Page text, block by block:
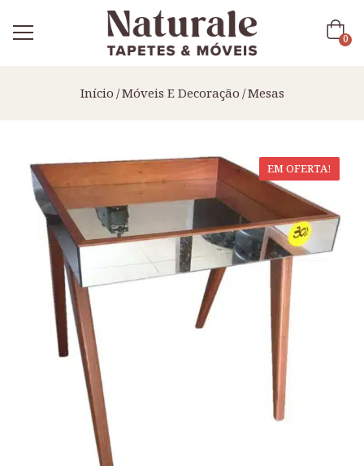
0
Início Móveis E Decoração Mesas
EM OFERTA!